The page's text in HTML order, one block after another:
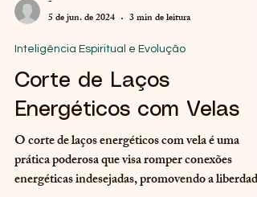
5 de jun. de 2024
3 min de leitura
Inteligência Espiritual e Evolução
Corte de Laços